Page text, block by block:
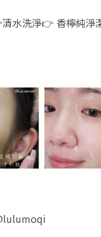
水洗淨👉 香檸純淨